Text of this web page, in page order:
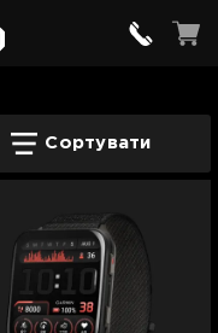
Сортувати